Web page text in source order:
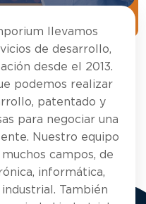
llevamos
de desarrollo,
desde el 2013.
podemos realizar
patentado y
para negociar una
Nuestro equipo
campos, de
informática,
También